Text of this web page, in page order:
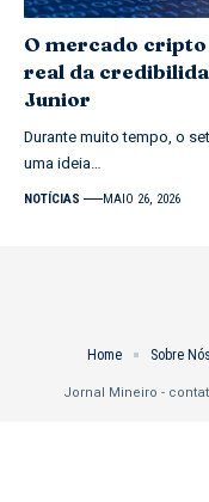
O mercado
real da
Junior
Durante muito tempo, o
uma ideia…
NOTÍCIAS MAIO 26, 2026
Jornal Mineiro -
Home Sobre Nós